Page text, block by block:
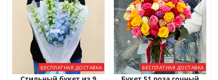
БЕСПЛАТНАЯ ДОСТАВКА БЕСПЛАТНАЯ ДОСТАВКА